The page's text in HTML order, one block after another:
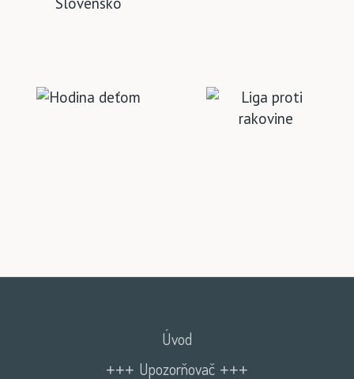
Úvod
+++ Upozorňovač +++